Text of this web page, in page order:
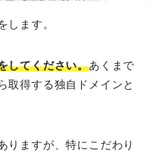
します。
してください。あくまで
取得する独自ドメインと
りますが、特にこだわり